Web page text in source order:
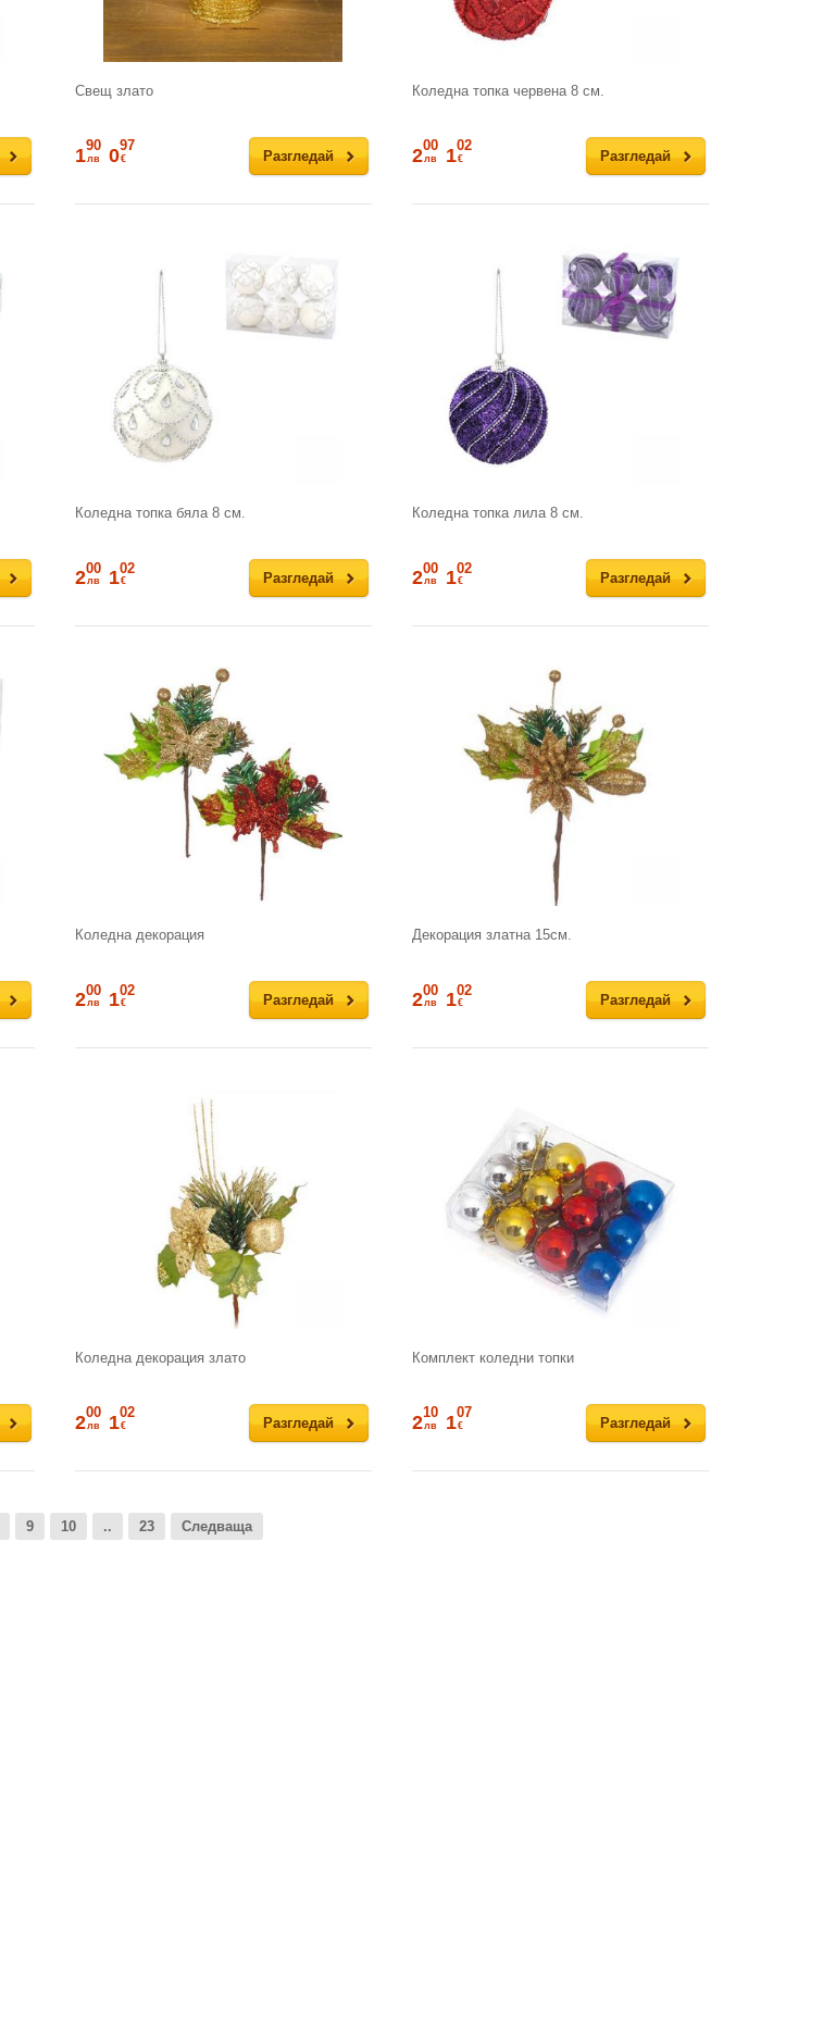
Свещ злато
Разгледай
190
лв 097
€
Коледна топка червена 8 см.
Разгледай
200
лв 102
€
Коледна топка бяла 8 см.
Разгледай
200
лв 102
€
Коледна топка лила 8 см.
Разгледай
200
лв 102
€
Коледна декорация
Разгледай
200
лв 102
€
Декорация златна 15см.
Разгледай
200
лв 102
€
Коледна декорация злато
Разгледай
200
лв 102
€
Комплект коледни топки
Разгледай
210
лв 107
€
9 10 .. 23 Следваща